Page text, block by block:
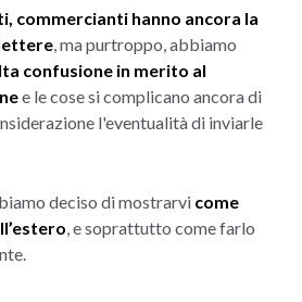
commercianti hanno ancora la
, ma purtroppo, abbiamo
confusione in merito al
e le cose si complicano ancora di
l'eventualità di inviarle
deciso di mostrarvi come
, e soprattutto come farlo